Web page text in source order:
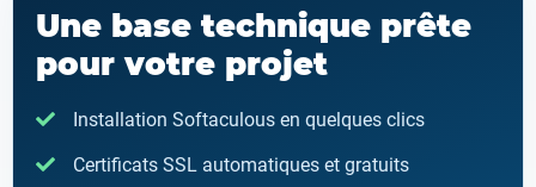
Une base technique prête
pour votre projet
Installation Softaculous en quelques clics
Certificats SSL automatiques et gratuits